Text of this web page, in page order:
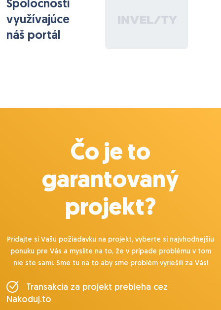
Spoločnosti
využívajúce
náš portál
Čo je to
garantovaný
projekt?
Pridajte si Vašu požiadavku na projekt, vyberte si najvhodnejšiu
ponuku pre Vás a myslite na to, že v prípade problému v tom
nie ste sami. Sme tu na to aby sme problém vyriešili za Vás!
Transakcia za projekt prebieha cez
Nakoduj.to